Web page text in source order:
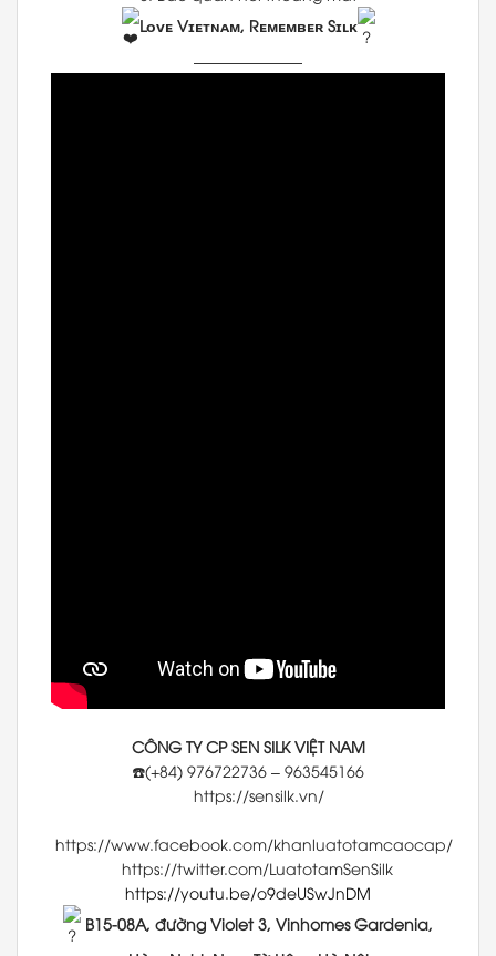
Lᴏᴠᴇ Vɪᴇᴛɴᴀᴍ, Rᴇᴍᴇᴍʙᴇʀ Sɪʟᴋ
———————
CÔNG TY CP SEN SILK VIỆT NAM
☎️(+84) 976722736 – 963545166
https://sensilk.vn/
https://www.facebook.com/khanluatotamcaocap/
https://twitter.com/LuatotamSenSilk
https://youtu.be/o9deUSwJnDM
B15-08A, đường Violet 3, Vinhomes Gardenia,